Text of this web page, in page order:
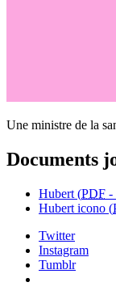
Une ministre de la
Documents
Hubert (PDF -
Hubert icono (
Twitter
Instagram
Tumblr